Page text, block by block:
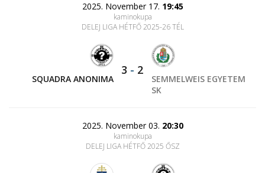
2025. November 17. 19:45
kaminokupa
DELEJ LIGA HÉTFŐ 2025-26 TÉL
SQUADRA ANONIMA
3 - 2
SEMMELWEIS EGYETEM
SK
2025. November 03. 20:30
kaminokupa
DELEJ LIGA HÉTFŐ 2025 ŐSZ